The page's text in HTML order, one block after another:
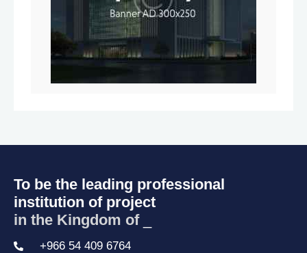
To be the leading professional
institution of project
in the Kingdom of Sau
+966 54 409 6764